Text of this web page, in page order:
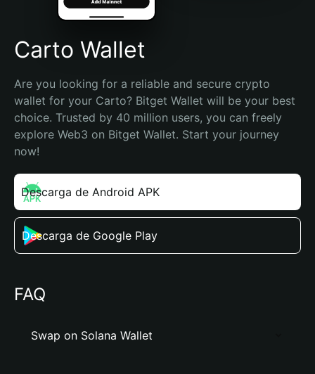
Español (Argentina)
Carto Wallet
Are you looking for a reliable and secure crypto
wallet for your Carto? Bitget Wallet will be your best
choice. Trusted by 40 million users, you can freely
explore Web3 on Bitget Wallet. Start your journey
now!
Descarga de Android APK
Descarga de Google Play
FAQ
Swap on Solana Wallet